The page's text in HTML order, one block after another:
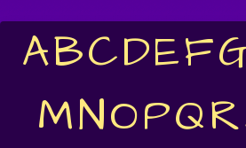
ABCDEFG
MNOPQR